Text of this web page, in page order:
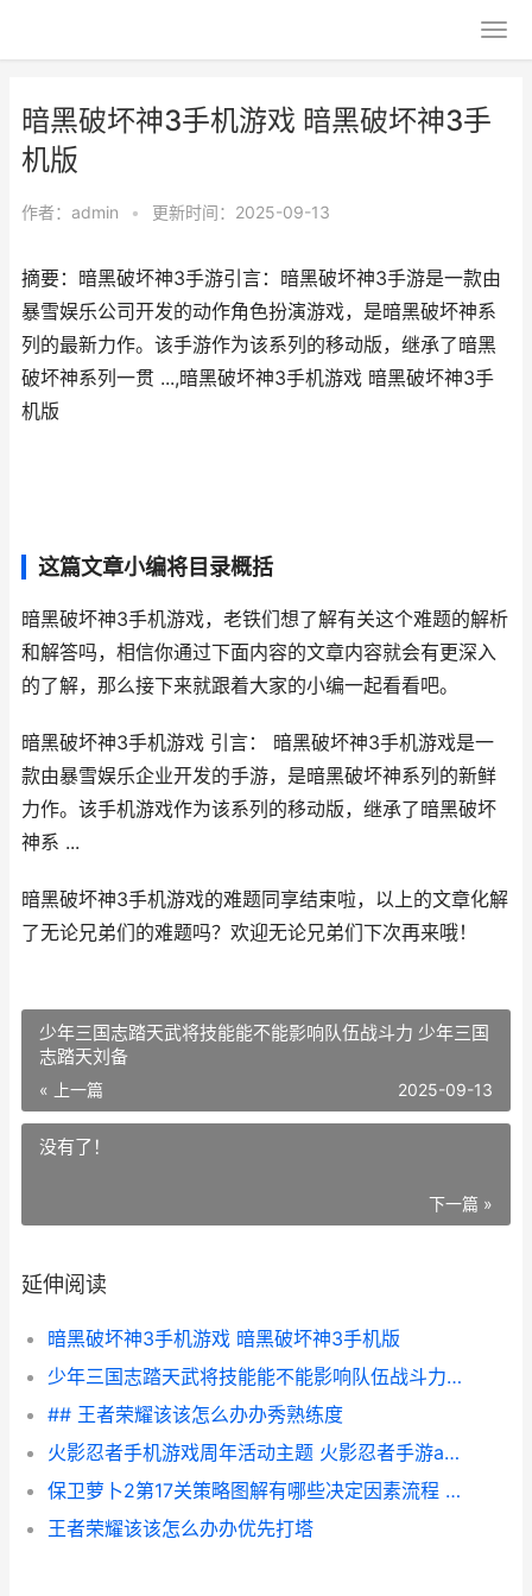
暗黑破坏神3手机游戏 暗黑破坏神3手
机版
作者： admin • 更新时间：2025-09-13
摘要：暗黑破坏神3手游引言：暗黑破坏神3手游是一款由
暴雪娱乐公司开发的动作角色扮演游戏，是暗黑破坏神系
列的最新力作。该手游作为该系列的移动版，继承了暗黑
破坏神系列一贯 ...,暗黑破坏神3手机游戏 暗黑破坏神3手
机版
这篇文章小编将目录概括
暗黑破坏神3手机游戏，老铁们想了解有关这个难题的解析
和解答吗，相信你通过下面内容的文章内容就会有更深入
的了解，那么接下来就跟着大家的小编一起看看吧。
暗黑破坏神3手机游戏 引言： 暗黑破坏神3手机游戏是一
款由暴雪娱乐企业开发的手游，是暗黑破坏神系列的新鲜
力作。该手机游戏作为该系列的移动版，继承了暗黑破坏
神系 ...
暗黑破坏神3手机游戏的难题同享结束啦，以上的文章化解
了无论兄弟们的难题吗？欢迎无论兄弟们下次再来哦！
少年三国志踏天武将技能能不能影响队伍战斗力 少年三国
志踏天刘备
« 上一篇 2025-09-13
没有了！
下一篇 »
延伸阅读
暗黑破坏神3手机游戏 暗黑破坏神3手机版
少年三国志踏天武将技能能不能影响队伍战斗力 少年三国志踏天刘备
## 王者荣耀该该怎么办办秀熟练度
火影忍者手机游戏周年活动主题 火影忍者手游app下载
保卫萝卜2第17关策略图解有哪些决定因素流程 保卫萝卜2第17关攻略图文介绍
王者荣耀该该怎么办办优先打塔